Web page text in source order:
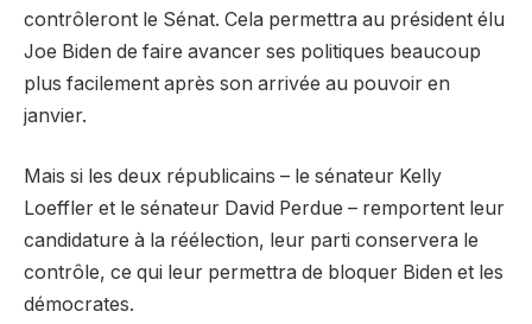
contrôleront le Sénat. Cela permettra au président élu
Joe Biden de faire avancer ses politiques beaucoup
plus facilement après son arrivée au pouvoir en
janvier.
Mais si les deux républicains – le sénateur Kelly
Loeffler et le sénateur David Perdue – remportent leur
candidature à la réélection, leur parti conservera le
contrôle, ce qui leur permettra de bloquer Biden et les
démocrates.